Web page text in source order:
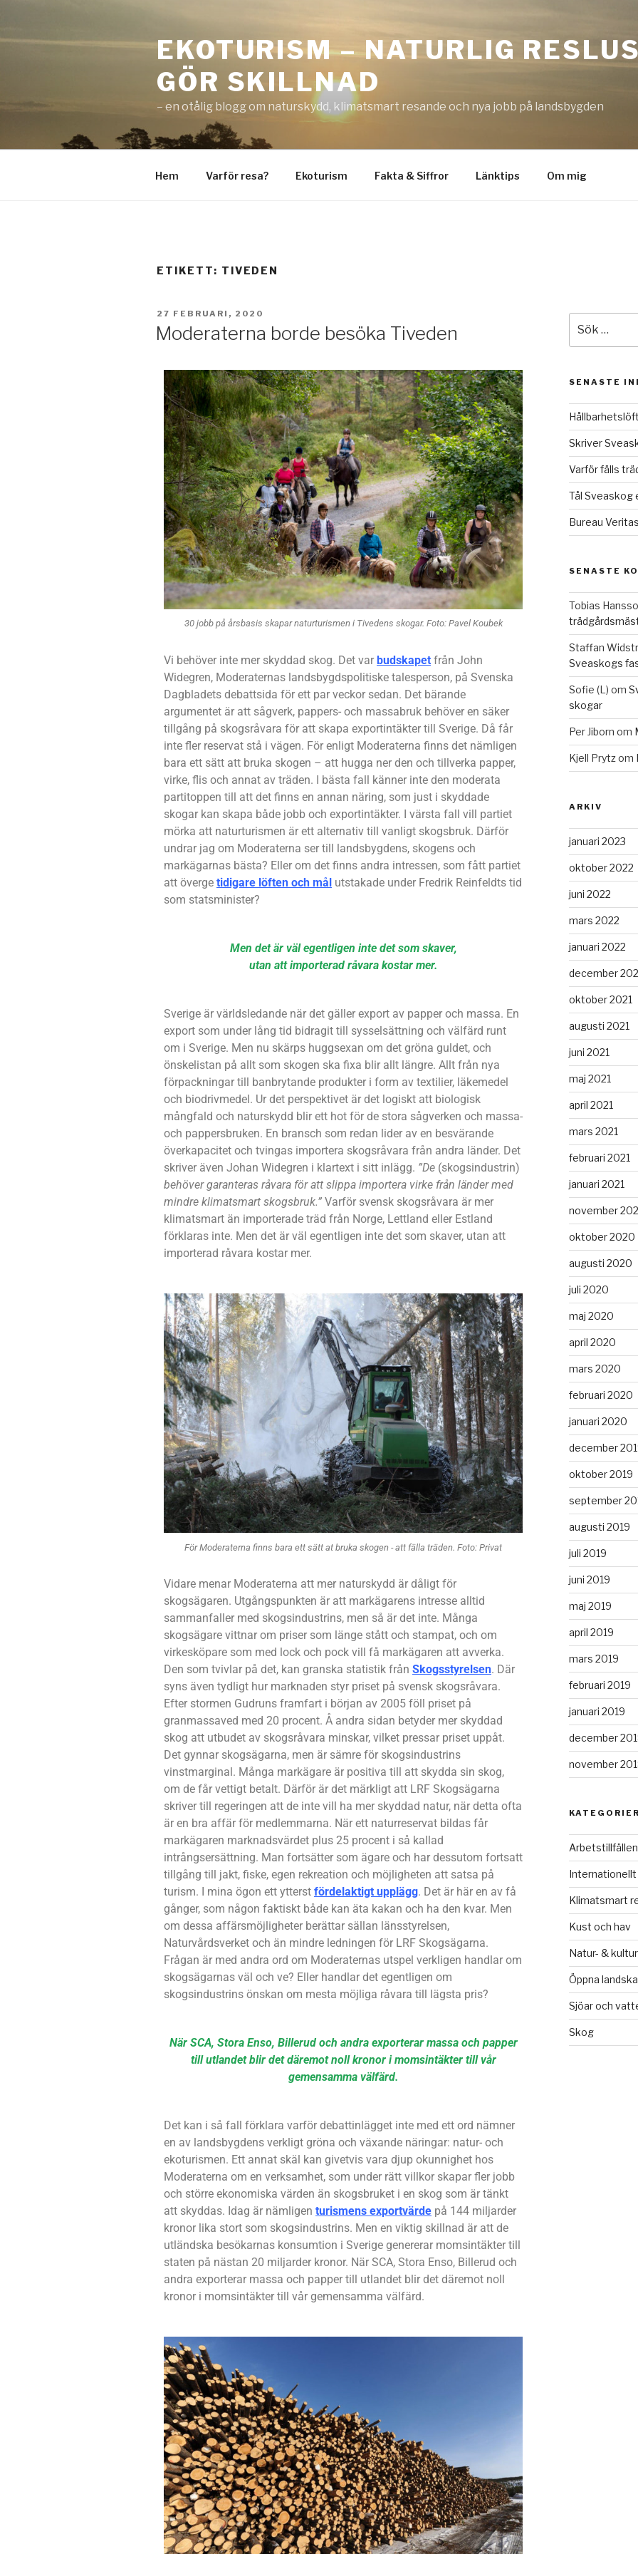
EKOTURISM – NATURLIG
GÖR SKILLNAD
– en otålig blogg om naturskydd, klimatsmart resande och nya jobb på landsbygden
Hem Varför resa? Ekoturism Fakta & Siffror Länktips Om mig
ETIKETT: TIVEDEN
27 FEBRUARI, 2020
Moderaterna borde besöka Tiveden
30 jobb på årsbasis skapar naturturismen i Tivedens skogar. Foto: Pavel Koubek
Vi behöver inte mer skyddad skog. Det var budskapet från John
Widegren, Moderaternas landsbygdspolitiske talesperson, på Svenska
Dagbladets debattsida för ett par veckor sedan. Det bärande
argumentet är att sågverk, pappers- och massabruk behöver en säker
tillgång på skogsråvara för att skapa exportintäkter till Sverige. Då får
inte fler reservat stå i vägen. För enligt Moderaterna finns det nämligen
bara ett sätt att bruka skogen – att hugga ner den och tillverka papper,
virke, flis och annat av träden. I bästa fall känner inte den moderata
partitoppen till att det finns en annan näring, som just i skyddade
skogar kan skapa både jobb och exportintäkter. I värsta fall vill partiet
mörka att naturturismen är ett alternativ till vanligt skogsbruk. Därför
undrar jag om Moderaterna ser till landsbygdens, skogens och
markägarnas bästa? Eller om det finns andra intressen, som fått partiet
att överge tidigare löften och mål utstakade under Fredrik Reinfeldts tid
som statsminister?
Men det är väl egentligen inte det som skaver,
utan att importerad råvara kostar mer.
Sverige är världsledande när det gäller export av papper och massa. En
export som under lång tid bidragit till sysselsättning och välfärd runt
om i Sverige. Men nu skärps huggsexan om det gröna guldet, och
önskelistan på allt som skogen ska fixa blir allt längre. Allt från nya
förpackningar till banbrytande produkter i form av textilier, läkemedel
och biodrivmedel. Ur det perspektivet är det logiskt att biologisk
mångfald och naturskydd blir ett hot för de stora sågverken och massa-
och pappersbruken. En bransch som redan lider av en besvärande
överkapacitet och tvingas importera skogsråvara från andra länder. Det
skriver även Johan Widegren i klartext i sitt inlägg. ”De (skogsindustrin)
behöver garanteras råvara för att slippa importera virke från länder med
mindre klimatsmart skogsbruk.” Varför svensk skogsråvara är mer
klimatsmart än importerade träd från Norge, Lettland eller Estland
förklaras inte. Men det är väl egentligen inte det som skaver, utan att
importerad råvara kostar mer.
För Moderaterna finns bara ett sätt at bruka skogen - att fälla träden. Foto: Privat
Vidare menar Moderaterna att mer naturskydd är dåligt för
skogsägaren. Utgångspunkten är att markägarens intresse alltid
sammanfaller med skogsindustrins, men så är det inte. Många
skogsägare vittnar om priser som länge stått och stampat, och om
virkesköpare som med lock och pock vill få markägaren att avverka.
Den som tvivlar på det, kan granska statistik från Skogsstyrelsen. Där
syns även tydligt hur marknaden styr priset på svensk skogsråvara.
Efter stormen Gudruns framfart i början av 2005 föll priset på
granmassaved med 20 procent. Å andra sidan betyder mer skyddad
skog att utbudet av skogsråvara minskar, vilket pressar priset uppåt.
Det gynnar skogsägarna, men är sämre för skogsindustrins
vinstmarginal. Många markägare är positiva till att skydda sin skog,
om de får vettigt betalt. Därför är det märkligt att LRF Skogsägarna
skriver till regeringen att de inte vill ha mer skyddad natur, när detta ofta
är en bra affär för medlemmarna. När ett naturreservat bildas får
markägaren marknadsvärdet plus 25 procent i så kallad
intrångsersättning. Man fortsätter som ägare och har dessutom fortsatt
tillgång till jakt, fiske, egen rekreation och möjligheten att satsa på
turism. I mina ögon ett ytterst fördelaktigt upplägg. Det är här en av få
gånger, som någon faktiskt både kan äta kakan och ha den kvar. Men
om dessa affärsmöjligheter berättar sällan länsstyrelsen,
Naturvårdsverket och än mindre ledningen för LRF Skogsägarna.
Frågan är med andra ord om Moderaternas utspel verkligen handlar om
skogsägarnas väl och ve? Eller handlar det egentligen om
skogsindustrins önskan om mesta möjliga råvara till lägsta pris?
När SCA, Stora Enso, Billerud och andra exporterar massa och papper
till utlandet blir det däremot noll kronor i momsintäkter till vår
gemensamma välfärd.
Det kan i så fall förklara varför debattinlägget inte med ett ord nämner
en av landsbygdens verkligt gröna och växande näringar: natur- och
ekoturismen. Ett annat skäl kan givetvis vara djup okunnighet hos
Moderaterna om en verksamhet, som under rätt villkor skapar fler jobb
och större ekonomiska värden än skogsbruket i en skog som är tänkt
att skyddas. Idag är nämligen turismens exportvärde på 144 miljarder
kronor lika stort som skogsindustrins. Men en viktig skillnad är att de
utländska besökarnas konsumtion i Sverige genererar momsintäkter till
staten på nästan 20 miljarder kronor. När SCA, Stora Enso, Billerud och
andra exporterar massa och papper till utlandet blir det däremot noll
kronor i momsintäkter till vår gemensamma välfärd.
SENASTE
Skriver
Varför fälls
Tål Sveaskog
Bureau
SENASTE
Tobias
Staffan
Sveaskogs
Sofie (L) om
skogar
Per Jiborn om
Kjell Prytzom
ARKIV
januari 2023
oktober 2022
juni 2022
mars 2022
januari 2022
december
oktober 2021
augusti 2021
juni 2021
maj 2021
april 2021
mars 2021
februari 2021
januari 2021
november
oktober 2020
augusti 2020
juli 2020
maj 2020
april 2020
mars 2020
februari 2020
januari 2020
december
oktober 2019
september
augusti 2019
juli 2019
juni 2019
maj 2019
april 2019
mars 2019
februari 2019
januari 2019
december
november
Arbetstillfällen
Internationellt
Klimatsmart
Kust och hav
Natur- &
Öppna
Sjöar och
Skog